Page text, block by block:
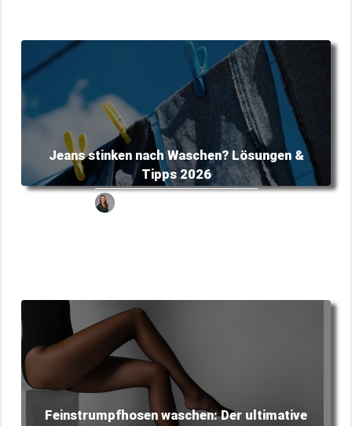
Jeans stinken nach Waschen? Lösungen &
Tipps 2026
Feinstrumpfhosen waschen: Der ultimative